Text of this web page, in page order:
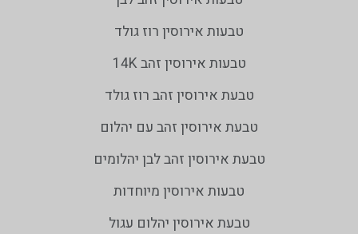
טבעות אירוסין רוז גולד
טבעות אירוסין זהב 14K
טבעת אירוסין זהב רוז גולד
טבעת אירוסין זהב עם יהלום
טבעת אירוסין זהב לבן יהלומים
טבעות אירוסין מיוחדות
טבעת אירוסין יהלום עגול